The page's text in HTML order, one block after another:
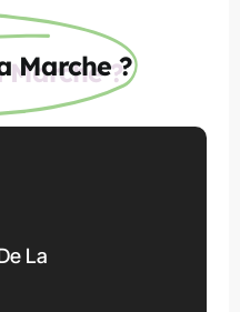
Marche ?
La